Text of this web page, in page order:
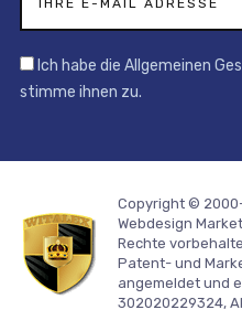
Ich habe die Allgemeinen
stimme ihnen zu.
Copyright ©
Webdesign
Rechte
Patent- und
angemeldet und
302020229324,